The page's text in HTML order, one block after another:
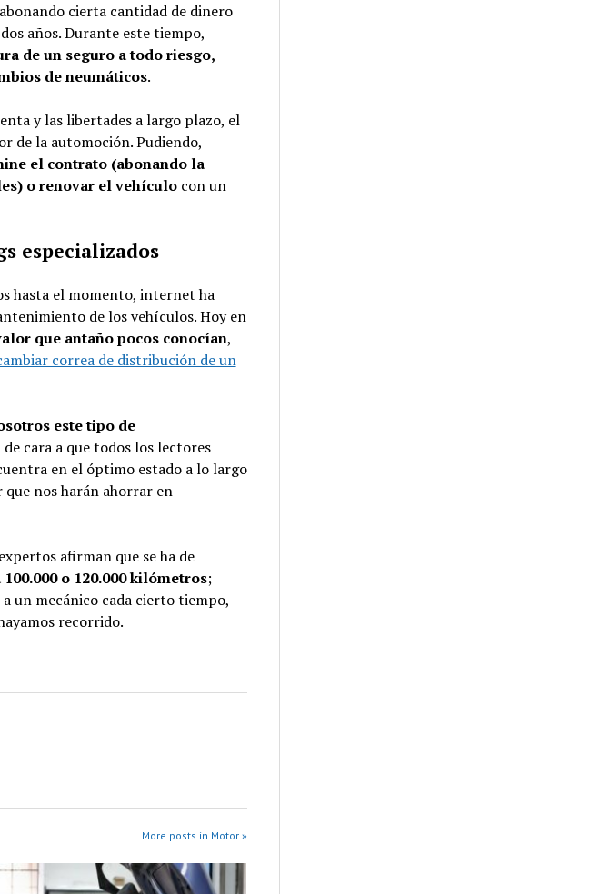
cierta cantidad de dinero
años. Durante este tiempo,
de un seguro a todo riesgo,
de neumáticos.
y las libertades a largo plazo, el
de la automoción. Pudiendo,
el contrato (abonando la
o renovar el vehículocon un
especializados
hasta el momento, internet ha
de los vehículos. Hoy en
que antaño pocos conocían,
correa de distribución de un
este tipo de
de cara a que todos los lectores
en el óptimo estado a lo largo
que nos harán ahorrar en
afirman que se ha de
o 120.000 kilómetros;
un mecánico cada cierto tiempo,
recorrido.
More posts in Motor »